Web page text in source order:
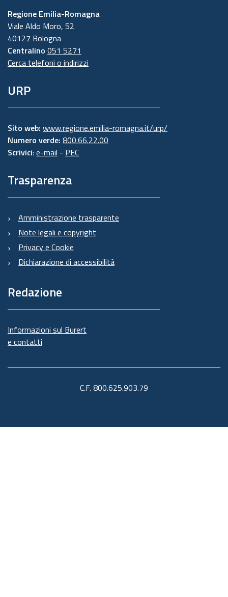
Regione Emilia-Romagna
Viale Aldo Moro, 52
40127 Bologna
Centralino 051 5271
Cerca telefoni o indirizzi
URP
Sito web: www.regione.emilia-romagna.it/urp/
Numero verde: 800.66.22.00
Scrivici: e-mail - PEC
Trasparenza
Amministrazione trasparente
Note legali e copyright
Privacy e Cookie
Dichiarazione di accessibilità
Redazione
Informazioni sul Burert
e contatti
C.F. 800.625.903.79